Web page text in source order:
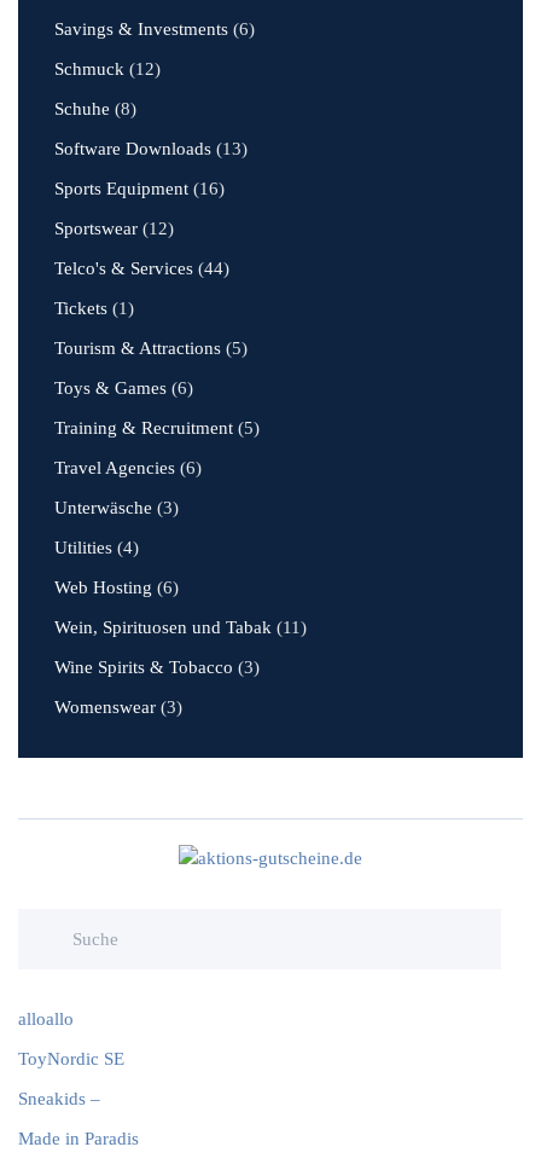
Savings & Investments (6)
Schmuck (12)
Schuhe (8)
Software Downloads (13)
Sports Equipment (16)
Sportswear (12)
Telco's & Services (44)
Tickets (1)
Tourism & Attractions (5)
Toys & Games (6)
Training & Recruitment (5)
Travel Agencies (6)
Unterwäsche (3)
Utilities (4)
Web Hosting (6)
Wein, Spirituosen und Tabak (11)
Wine Spirits & Tobacco (3)
Womenswear (3)
alloallo
ToyNordic SE
Sneakids –
Made in Paradis